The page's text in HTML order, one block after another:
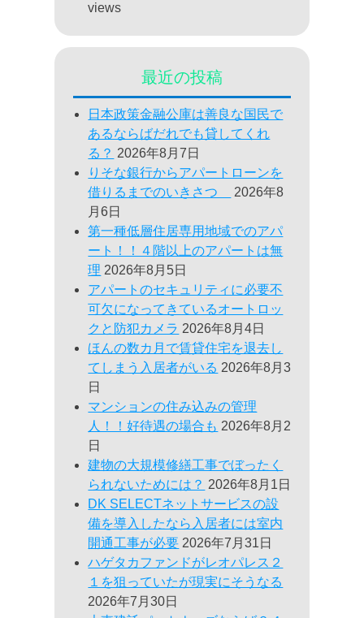
views
最近の投稿
日本政策金融公庫は善良な国民で
あるならばだれでも貸してくれ
る？ 2026年8月7日
りそな銀行からアパートローンを
借りるまでのいきさつ
2026年8
月6日
第一種低層住居専用地域でのアパ
ート！！４階以上のアパートは無
理 2026年8月5日
アパートのセキュリティに必要不
可欠になってきているオートロッ
クと防犯カメラ 2026年8月4日
ほんの数カ月で賃貸住宅を退去し
てしまう入居者がいる 2026年8月3
日
マンションの住み込みの管理
人！！好待遇の場合も 2026年8月2
日
建物の大規模修繕工事でぼったく
られないためには？ 2026年8月1日
DK SELECTネットサービスの設
備を導入したなら入居者には室内
開通工事が必要 2026年7月31日
ハゲタカファンドがレオパレス２
１を狙っていたが現実にそうなる
2026年7月30日